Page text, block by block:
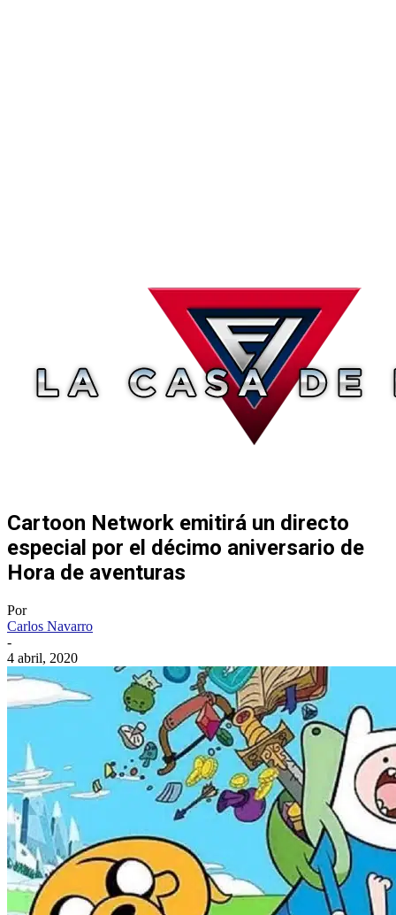
Cartoon Network emitirá un directo
especial por el décimo aniversario de
Hora de aventuras
Por
Carlos Navarro
-
4 abril, 2020